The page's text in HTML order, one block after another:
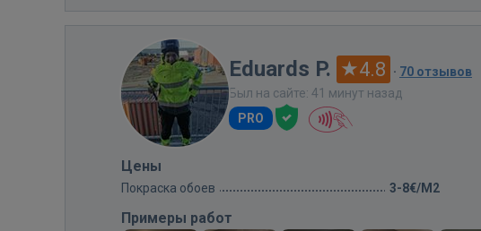
Eduards P. 4.8 · 70 отзывов
Был на сайте: 41 минут назад
PRO
Цены
Покраска обоев 3-8€/M2
Примеры работ